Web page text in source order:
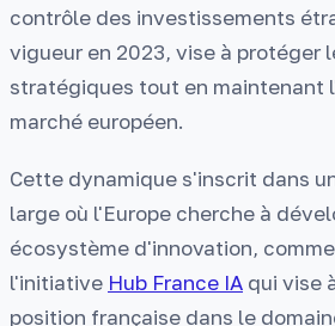
contrôle des investissements
vigueur en 2023, vise à protéger
stratégiques tout en maintenant
marché européen.
Cette dynamique s'inscrit dans
large où l'Europe cherche à
écosystème d'innovation,
l'initiative Hub France IA qui vise
position française dans le